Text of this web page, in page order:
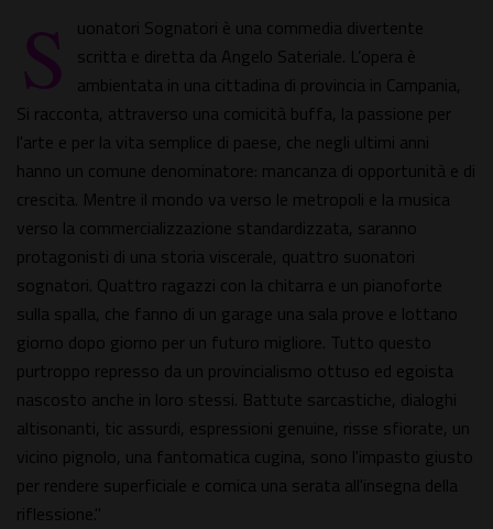
S
uonatori Sognatori è una commedia divertente
scritta e diretta da Angelo Sateriale. L’opera è
ambientata in una cittadina di provincia in Campania,
Si racconta, attraverso una comicità buffa, la passione per
l'arte e per la vita semplice di paese, che negli ultimi anni
hanno un comune denominatore: mancanza di opportunità e di
crescita. Mentre il mondo va verso le metropoli e la musica
verso la commercializzazione standardizzata, saranno
protagonisti di una storia viscerale, quattro suonatori
sognatori. Quattro ragazzi con la chitarra e un pianoforte
sulla spalla, che fanno di un garage una sala prove e lottano
giorno dopo giorno per un futuro migliore. Tutto questo
purtroppo represso da un provincialismo ottuso ed egoista
nascosto anche in loro stessi. Battute sarcastiche, dialoghi
altisonanti, tic assurdi, espressioni genuine, risse sfiorate, un
vicino pignolo, una fantomatica cugina, sono l'impasto giusto
per rendere superficiale e comica una serata all'insegna della
riflessione."